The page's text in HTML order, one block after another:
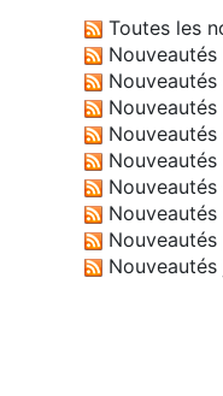
Toutes les
Nouveautés